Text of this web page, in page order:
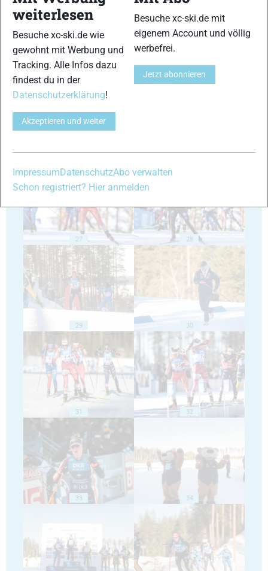
23 24
25 26
27 28
29 30
31 32
33 34
weiterlesen
Besuche xc-ski.de wie
gewohnt mit Werbung und
Tracking. Alle Infos dazu
findest du in der
Datenschutzerklärung!
Akzeptieren und weiter
Besuche xc-ski.de mit
eigenem Account und völlig
werbefrei.
Jetzt abonnieren
ImpressumDatenschutzAbo verwalten
Schon registriert? Hier anmelden